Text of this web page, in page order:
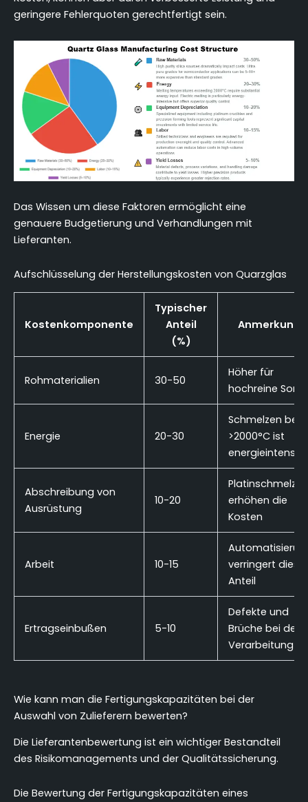
geringere Fehlerquoten gerechtfertigt sein.
Das Wissen um diese Faktoren ermöglicht eine
genauere Budgetierung und Verhandlungen mit
Lieferanten.
Aufschlüsselung der Herstellungskosten von Quarzglas
Kostenkomponente
Typischer
Anteil
(%)
Rohmaterialien 30-50
Höher für
hochreine
Energie 20-30
Schmelzen bei
>2000°C ist
energieintensiv
Abschreibung von
Ausrüstung
10-20
erhöhen die
Kosten
Arbeit 10-15
verringert
Anteil
Ertragseinbußen 5-10
Defekte und
Brüche bei der
Verarbeitung
Wie kann man die Fertigungskapazitäten bei der
Auswahl von Zulieferern bewerten?
Die Lieferantenbewertung ist ein wichtiger Bestandteil
des Risikomanagements und der Qualitätssicherung.
Die Bewertung der Fertigungskapazitäten eines